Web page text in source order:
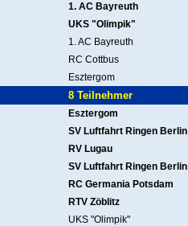
1. AC Bayreuth
UKS "Olimpik"
1. AC Bayreuth
RC Cottbus
Esztergom
8 Teilnehmer
Esztergom
SV Luftfahrt Ringen Berlin
RV Lugau
SV Luftfahrt Ringen Berlin
RC Germania Potsdam
RTV Zöblitz
UKS "Olimpik"